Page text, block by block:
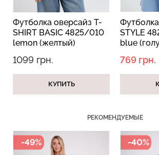
Футболка оверсайз T-
SHIRT BASIC 4825/010
lemon (желтый)
1099 грн.
КУПИТЬ
Футболка
STYLE
blue
769 грн.
РЕКОМЕНДУЕМЫЕ
-49% -40%
299 грн.499 грн.
(черный)
489 грн.